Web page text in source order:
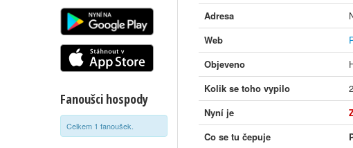
Fanoušci hospody
Celkem 1 fanoušek.
Adresa
Web
Objeveno
Kolik se toho vypilo
Nyní je
Co se tu čepuje